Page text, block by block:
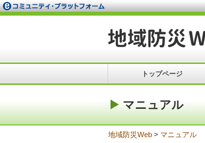
トップページ
マニュアル
地域防災Web > マニュアル